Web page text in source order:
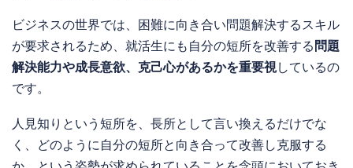
ビジネスの世界では、困難に向き合い問題解決するスキル
が要求されるため、就活生にも自分の短所を改善する 問題
解決能力や成長意欲、克己心があるかを重要視しているの
です。
人見知りという短所を、長所として言い換えるだけでな
く、どのように自分の短所と向き合って改善し克服する